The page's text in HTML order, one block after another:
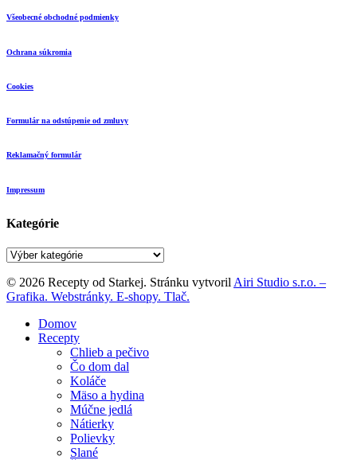
Všeobecné obchodné podmienky
Ochrana súkromia
Cookies
Formulár na odstúpenie od zmluvy
Reklamačný formulár
Impressum
Kategórie
Kategórie
© 2026 Recepty od Starkej. Stránku vytvoril Airi Studio s.r.o. –
Grafika. Webstránky. E-shopy. Tlač.
Close
Menu
Domov
Recepty
Chlieb a pečivo
Čo dom dal
Koláče
Mäso a hydina
Múčne jedlá
Nátierky
Polievky
Slané